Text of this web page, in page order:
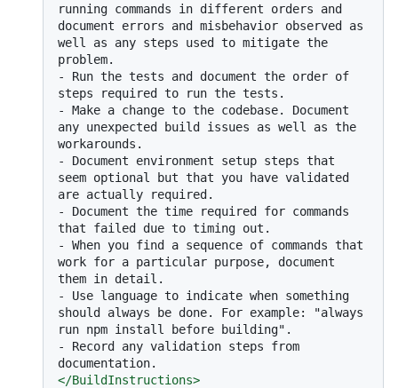
running commands in different orders and
document errors and misbehavior observed as
well as any steps used to mitigate the
-
Run the tests and document the order of
-
Make a change to the codebase. Document
any unexpected build issues as well as the
-
Document environment setup steps that
seem optional but that you have validated
-
Document the time required for commands
-
When you find a sequence of commands that
work for a particular purpose, document
-
Use language to indicate when something
should always be done. For example: "always
-
Record any validation steps from
</BuildInstructions>